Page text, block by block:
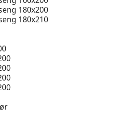
180x200
180x210